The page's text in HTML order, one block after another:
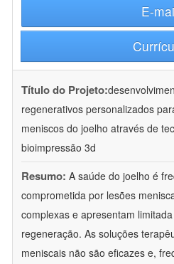
E-
Título do Projeto:
regenerativos personalizados
meniscos do joelho através de
bioimpressão 3d
Resumo: A saúde do joelho é
comprometida por lesões
complexas e apresentam
regeneração. As soluções
meniscais não são eficazes e,